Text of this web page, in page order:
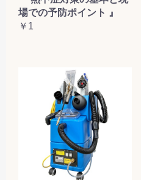
場での予防ポイント 』
￥1